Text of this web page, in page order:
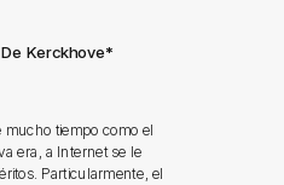
Kerckhove*
mucho tiempo como el
era, a Internet se le
Particularmente, el